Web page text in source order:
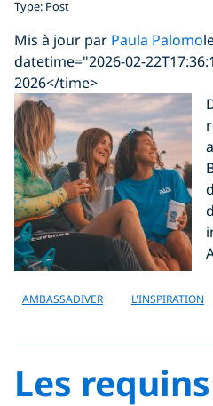
Type: Post
Mis à jour par Paula Palomo
datetime="2026-02-
2026</time>
AMBASSADIVER
L'INSPIRATION
Les